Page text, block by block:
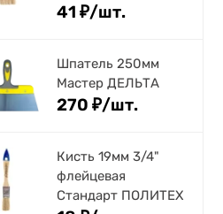
41 ₽/шт.
Шпатель 250мм
Мастер ДЕЛЬТА
270 ₽/шт.
Кисть 19мм 3/4"
флейцевая
Стандарт ПОЛИТЕХ